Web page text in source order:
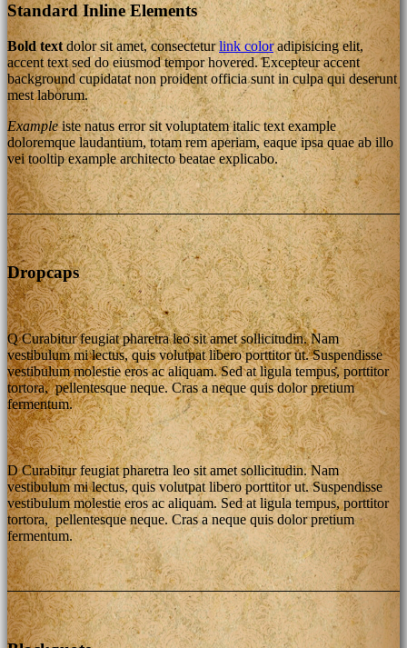
Standard Inline Elements
Bold textdolor sit amet, consecteturlink coloradipisicing elit,
accent text sed do eiusmod tempor hovered. Excepteuraccent
backgroundcupidatat non proident officia sunt in culpa qui deserunt
mest laborum.
Exampleiste natus error sit voluptatem italic text example
doloremque laudantium, totam rem aperiam, eaque ipsa quae ab illo
veitooltip examplearchitecto beatae explicabo.
Dropcaps
QCurabitur feugiat pharetra leo sit amet sollicitudin. Nam
vestibulum mi lectus, quis volutpat libero porttitor ut. Suspendisse
vestibulum molestie eros ac aliquam. Sed at ligula tempus, porttitor
tortora, pellentesque neque. Cras a neque quis dolor pretium
fermentum.
DCurabitur feugiat pharetra leo sit amet sollicitudin. Nam
vestibulum mi lectus, quis volutpat libero porttitor ut. Suspendisse
vestibulum molestie eros ac aliquam. Sed at ligula tempus, porttitor
tortora, pellentesque neque. Cras a neque quis dolor pretium
fermentum.